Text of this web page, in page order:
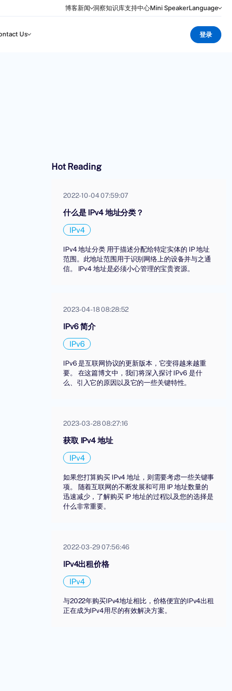
博客新闻 洞察知识库支持中心Mini SpeakerLanguage
Us 登录
Hot Reading
2022-10-04 07:59:07
什么是 IPv4 地址分类？
IPv4
IPv4 地址分类 用于描述分配给特定实体的 IP 地址
范围。此地址范围用于识别网络上的设备并与之通
信。 IPv4 地址是必须小心管理的宝贵资源。
2023-04-18 08:28:52
IPv6 简介
IPv6
IPv6 是互联网协议的更新版本，它变得越来越重
要。 在这篇博文中，我们将深入探讨 IPv6 是什
么、引入它的原因以及它的一些关键特性。
2023-03-28 08:27:16
获取 IPv4 地址
IPv4
如果您打算购买 IPv4 地址，则需要考虑一些关键事
项。 随着互联网的不断发展和可用 IP 地址数量的
迅速减少，了解购买 IP 地址的过程以及您的选择是
什么非常重要。
2022-03-29 07:56:46
IPv4出租价格
IPv4
与2022年购买IPv4地址相比，价格便宜的IPv4出租
正在成为IPv4用尽的有效解决方案。